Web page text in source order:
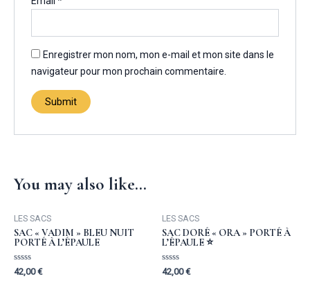
Enregistrer mon nom, mon e-mail et mon site dans le
navigateur pour mon prochain commentaire.
You may also like…
LES SACS
SAC « VADIM » BLEU NUIT
PORTÉ À L’ÉPAULE
Rated
42,00€
LES SACS
SAC DORÉ « ORA » PORTÉ À
L’ÉPAULE ⭐️
Rated
42,00€